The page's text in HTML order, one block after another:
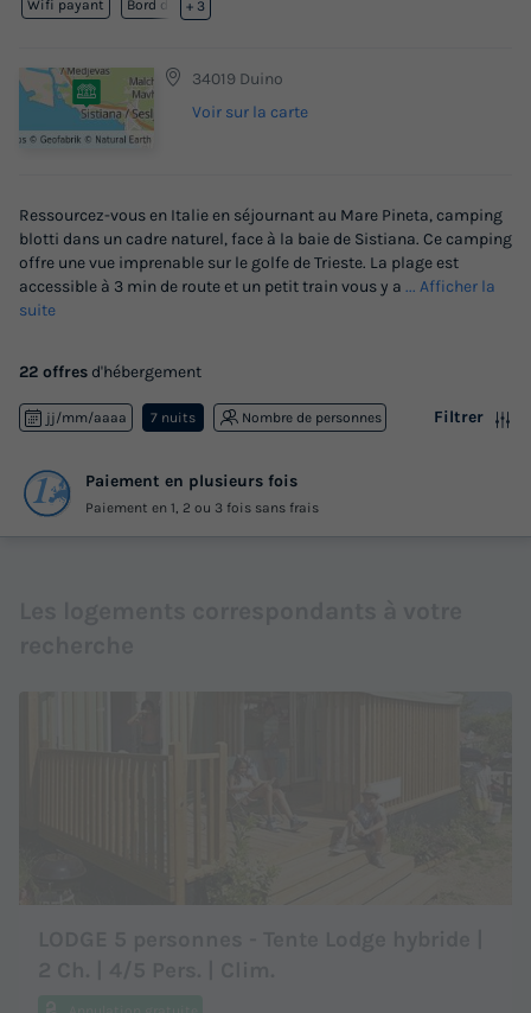
Wifi payant Bord de mer
+ 3
34019 Duino
Voir sur la carte
Ressourcez-vous en Italie en séjournant au Mare Pineta, camping
blotti dans un cadre naturel, face à la baie de Sistiana. Ce camping
offre une vue imprenable sur le golfe de Trieste. La plage est
accessible à 3 min de route et un petit train vous y a ... Afficher la
suite
22 offres d'hébergement
jj/mm/aaaa 7 nuits Nombre de personnes Filtrer
Paiement en plusieurs fois
Paiement en 1, 2 ou 3 fois sans frais